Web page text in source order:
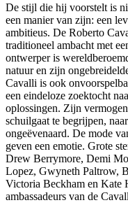
De stijl die hij voorstelt is
een manier van zijn: een
ambitieus. De Roberto
traditioneel ambacht met
ontwerper is
natuur en zijn
Cavalli is ook
een eindeloze zoektocht
oplossingen. Zijn
schuilgaat te begrijpen,
ongeëvenaard. De mode
geven een emotie. Grote
Drew Berrymore, Demi
Lopez, Gwyneth Paltrow,
Victoria Beckham en Kate
ambassadeurs van de